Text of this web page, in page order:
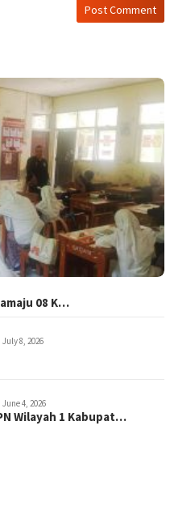
08 K…
July 8, 2026
June 4, 2026
Wilayah 1 Kabupat…